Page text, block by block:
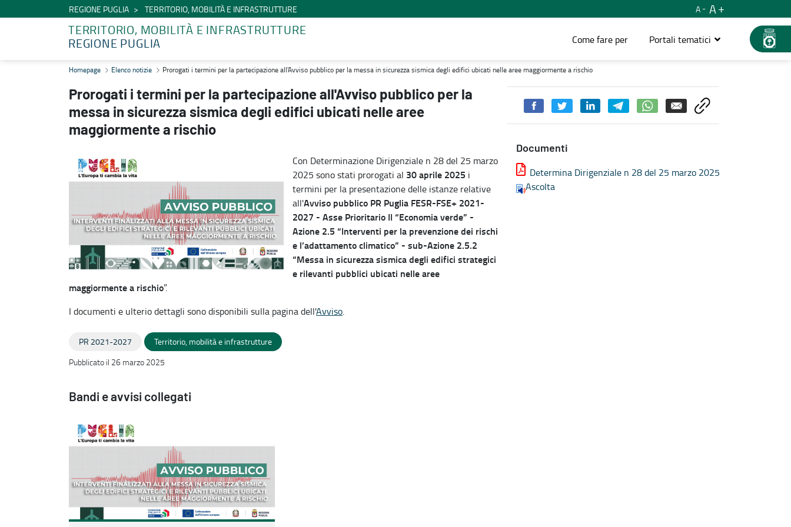
REGIONE PUGLIA TERRITORIO, MOBILITÀ E INFRASTRUTTURE A
A
TERRITORIO, MOBILITÀ E INFRASTRUTTURE
REGIONE PUGLIA
Come fare per Portali tematici
Prorogati i termini per la partecipazione all'Avviso pubblico per la messa in sicurezza sismica degli edifici ubicati nelle aree maggiormente a rischio - Territorio, mobilità e infrastrutture
Homepage Elenco notizie Prorogati i termini per la partecipazione all'Avviso pubblico per la messa in sicurezza sismica degli edifici ubicati nelle aree maggiormente a rischio
Prorogati i termini per la partecipazione all'Avviso pubblico per la
messa in sicurezza sismica degli edifici ubicati nelle aree
maggiormente a rischio
Con Determinazione Dirigenziale n 28 del 25 marzo
2025 sono stati prorogati al 30 aprile 2025 i
termini per la presentazione delle istanze relative
all'Avviso pubblico PR Puglia FESR-FSE+ 2021-
2027 - Asse Prioritario II “Economia verde” -
Azione 2.5 “Interventi per la prevenzione dei rischi
e l’adattamento climatico” - sub-Azione 2.5.2
“Messa in sicurezza sismica degli edifici strategici
e rilevanti pubblici ubicati nelle aree
maggiormente a rischio”.
I documenti e ulterio dettagli sono disponibili sulla pagina dell'Avviso.
Documenti
Determina Dirigenziale n 28 del 25 marzo 2025
Ascolta
PR 2021-2027
Territorio, mobilità e infrastrutture
Pubblicato il 26 marzo 2025
Bandi e avvisi collegati